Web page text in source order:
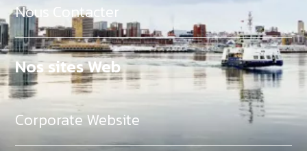
Nous Contacter
Nos sites Web
Corporate Website